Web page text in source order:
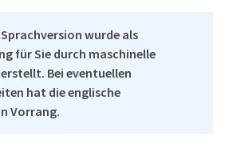
wurde als
für Sie durch maschinelle
Bei eventuellen
hat die englische
Vorrang.